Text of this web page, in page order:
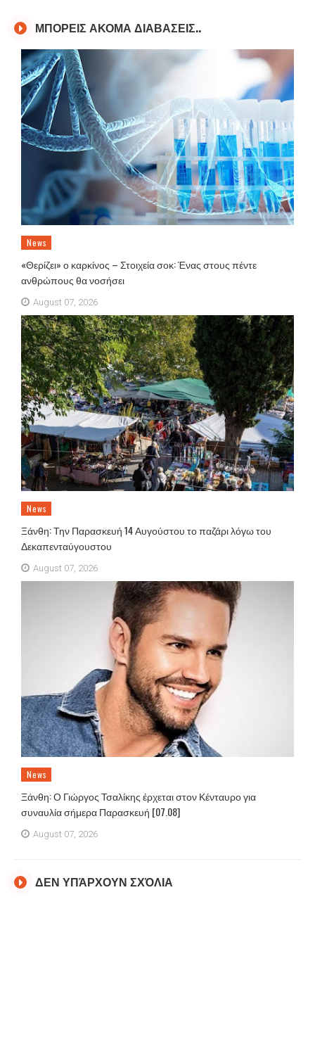
ΜΠΟΡΕΙΣ ΑΚΟΜΑ ΔΙΑΒΑΣΕΙΣ..
News
«Θερίζει» ο καρκίνος – Στοιχεία σοκ: Ένας στους πέντε
ανθρώπους θα νοσήσει
August 07, 2026
News
Ξάνθη: Την Παρασκευή 14 Αυγούστου το παζάρι λόγω του
Δεκαπενταύγουστου
August 07, 2026
News
Ξάνθη: Ο Γιώργος Τσαλίκης έρχεται στον Κένταυρο για
συναυλία σήμερα Παρασκευή [07.08]
August 07, 2026
ΔΕΝ ΥΠΆΡΧΟΥΝ ΣΧΌΛΙΑ